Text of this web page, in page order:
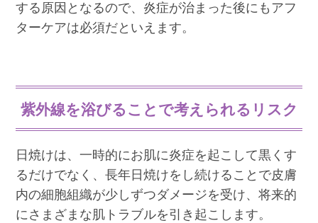
する原因となるので、炎症が治まった後にもアフ
ターケアは必須だといえます。
紫外線を浴びることで考えられるリスク
日焼けは、一時的にお肌に炎症を起こして黒くす
るだけでなく、長年日焼けをし続けることで皮膚
内の細胞組織が少しずつダメージを受け、将来的
にさまざまな肌トラブルを引き起こします。